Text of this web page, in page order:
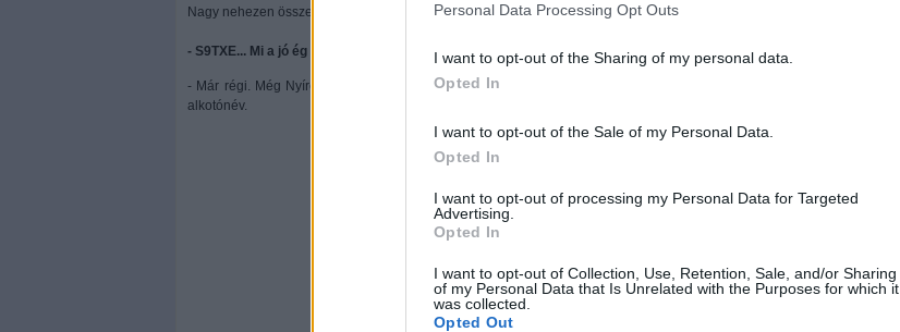
Personal Data Processing Opt Outs
I want to opt-out of the Sharing of my personal data.
Opted In
I want to opt-out of the Sale of my Personal Data.
Opted In
I want to opt-out of processing my Personal Data for Targeted
Advertising.
Opted In
I want to opt-out of Collection, Use, Retention, Sale, and/or Sharing
of my Personal Data that Is Unrelated with the Purposes for which it
was collected.
Opted Out
Nagy nehezen összejött minden betű örökbeadása.
- S9TXE... Mi a jó ég ez az új művésznév? :)
- Már régi. Még Nyíregyen aggattam magamra. Már nem nagyon használom, de mivel ott született, ahol a
alkotónév.